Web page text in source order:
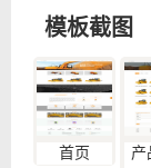
模板截图
首页
产